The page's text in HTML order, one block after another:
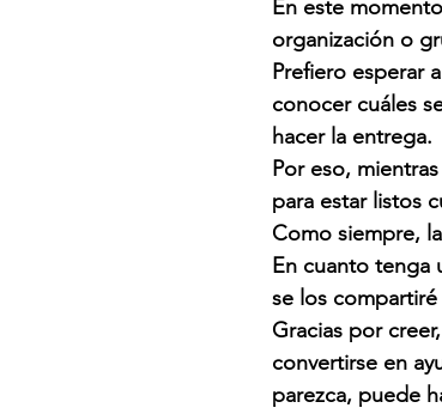
En este
organización o
Prefiero esperar
conocer cuáles
hacer la entrega.
Por eso,
para estar listos
Como siempre,
En cuanto tenga
se los compartiré
Gracias por
convertirse en
parezca, puede